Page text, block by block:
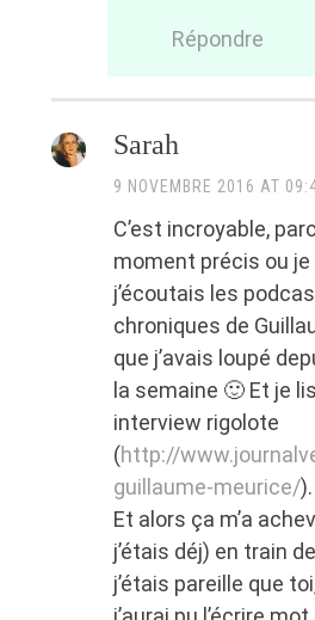
Répondre
Sarah
9 NOVEMBRE 2016 AT
C’est incroyable,
moment précis ou
j’écoutais les
chroniques de
que j’avais loupé
la semaine 🙂 Et je
interview rigolote
(http://
guillaume-meurice/).
Et alors ça m’a
j’étais déj) en train
j’étais pareille que